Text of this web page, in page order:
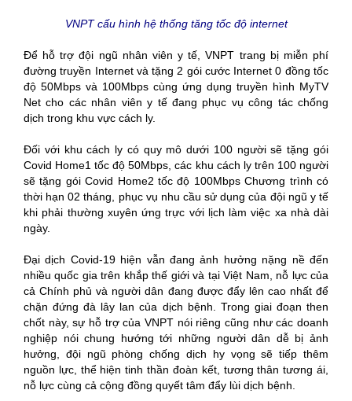
VNPT cấu hình hệ thống tăng tốc độ internet
Để hỗ trợ đội ngũ nhân viên y tế, VNPT trang bị miễn phí
đường truyền Internet và tặng 2 gói cước Internet 0 đồng tốc
độ 50Mbps và 100Mbps cùng ứng dụng truyền hình MyTV
Net cho các nhân viên y tế đang phục vụ công tác chống
dịch trong khu vực cách ly.
Đối với khu cách ly có quy mô dưới 100 người sẽ tặng gói
Covid Home1 tốc độ 50Mbps, các khu cách ly trên 100 người
sẽ tặng gói Covid Home2 tốc độ 100Mbps Chương trình có
thời hạn 02 tháng, phục vụ nhu cầu sử dụng của đội ngũ y tế
khi phải thường xuyên ứng trực với lịch làm việc xa nhà dài
ngày.
Đại dịch Covid-19 hiện vẫn đang ảnh hưởng nặng nề đến
nhiều quốc gia trên khắp thế giới và tại Việt Nam, nỗ lực của
cả Chính phủ và người dân đang được đẩy lên cao nhất để
chặn đứng đà lây lan của dịch bệnh. Trong giai đoạn then
chốt này, sự hỗ trợ của VNPT nói riêng cũng như các doanh
nghiệp nói chung hướng tới những người dân dễ bị ảnh
hưởng, đội ngũ phòng chống dịch hy vọng sẽ tiếp thêm
nguồn lực, thể hiện tinh thần đoàn kết, tương thân tương ái,
nỗ lực cùng cả cộng đồng quyết tâm đẩy lùi dịch bệnh.